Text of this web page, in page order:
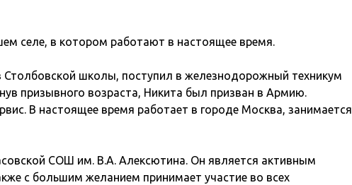
селе, в котором работают в настоящее время.
Столбовской школы, поступил в железнодорожный техникум
призывного возраста, Никита был призван в Армию.
В настоящее время работает в городе Москва, занимается
СОШ им. В.А. Алексютина. Он является активным
с большим желанием принимает участие во всех